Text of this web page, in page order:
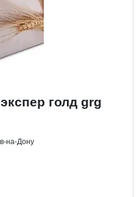
голд grg
на-Дону